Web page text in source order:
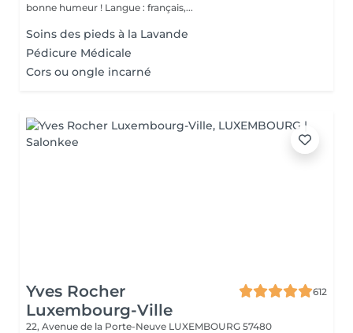
bonne humeur ! Langue : français,...
Soins des pieds à la Lavande
Pédicure Médicale
Cors ou ongle incarné
Yves Rocher
Luxembourg-Ville
612
22, Avenue de la Porte-Neuve LUXEMBOURG 57480